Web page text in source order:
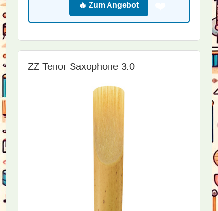
🔥 Zum Angebot
ZZ Tenor Saxophone 3.0